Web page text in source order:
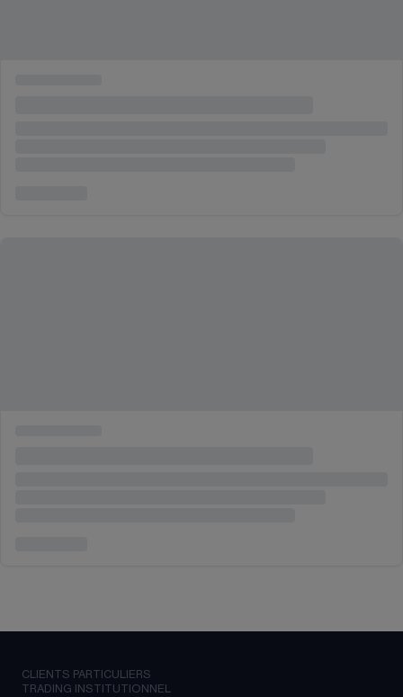
CLIENTS PARTICULIERS
TRADING INSTITUTIONNEL